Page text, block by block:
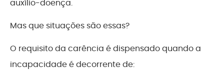
auxílio-doença.
Mas que situações são essas?
O requisito da carência é dispensado quando a
incapacidade é decorrente de: